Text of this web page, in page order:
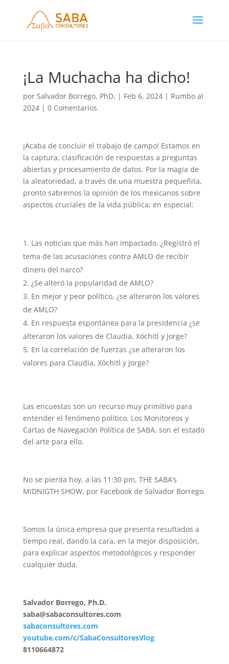
¡La Muchacha ha dicho!
por Salvador Borrego, PhD. | Feb 6, 2024| Rumbo al
2024| 0 Comentarios
¡Acaba de concluir el trabajo de campo! Estamos en
la captura, clasificación de respuestas a preguntas
abiertas y procesamiento de datos. Por la magia de
la aleatoriedad, a través de una muestra pequeñita,
pronto sabremos la opinión de los mexicanos sobre
aspectos cruciales de la vida pública; en especial:
Las noticias que más han impactado. ¿Registró el
tema de las acusaciones contra AMLO de recibir
dinero del narco?
¿Se alteró la popularidad de AMLO?
En mejor y peor político, ¿se alteraron los valores
de AMLO?
En respuesta espontánea para la presidencia ¿se
alteraron los valores de Claudia, Xóchitl y Jorge?
En la correlación de fuerzas ¿se alteraron los
valores para Claudia, Xóchitl y Jorge?
Las encuestas son un recurso muy primitivo para
entender el fenómeno político. Los Monitoreos y
Cartas de Navegación Política de SABA, son el estado
del arte para ello.
No se pierda hoy, a las 11:30 pm, THE SABA’s
MIDNIGTH SHOW, por Facebook de Salvador Borrego.
Somos la única empresa que presenta resultados a
tiempo real, dando la cara, en la mejor disposición,
para explicar aspectos metodológicos y responder
cualquier duda.
Salvador Borrego, Ph.D.
saba@sabaconsultores.com
sabaconsultores.com
youtube.com/c/SabaConsultoresVlog
8110664872